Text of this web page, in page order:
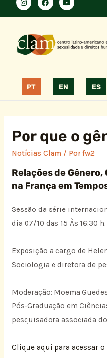
PT EN ES
Por que o
Notícias Clam/ Por fw2
Relações de
na França em
Sessão da série
dia 07/10 das 15 Às 16:30 h.
Exposição a cargo de
Sociologia e diretora de
Moderação: Moema
Pós-Graduação em
pesquisadora associada do
Clique aqui para acessar